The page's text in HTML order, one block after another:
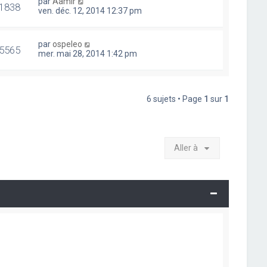
ven. déc. 12, 2014 12:37 pm
parospeleo
mer. mai 28, 2014 1:42 pm
6 sujets • Page 1 sur 1
Aller à